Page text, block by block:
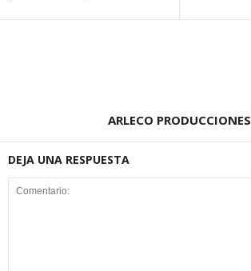
ARLECO PRODUCCIONES
DEJA UNA RESPUESTA